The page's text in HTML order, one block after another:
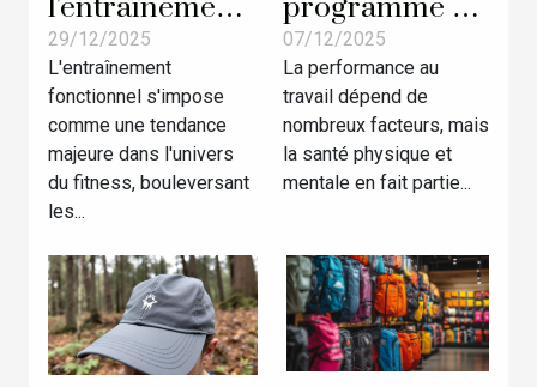
l'entraînement
fonctionnel
révolutionne
les
compétitions
de fitness ?
29/12/2025
L'entraînement
fonctionnel s'impose
comme une tendance
majeure dans l'univers
du fitness, bouleversant
les...
programme de
course
personnalisé
améliore-t-il la
productivité en
entreprise ?
07/12/2025
La performance au
travail dépend de
nombreux facteurs, mais
la santé physique et
mentale en fait partie...